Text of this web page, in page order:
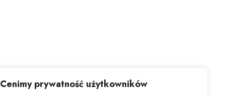
Cenimy prywatność użytkowników